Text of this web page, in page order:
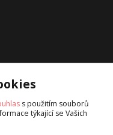
s použitím souborů
týkající se Vašich